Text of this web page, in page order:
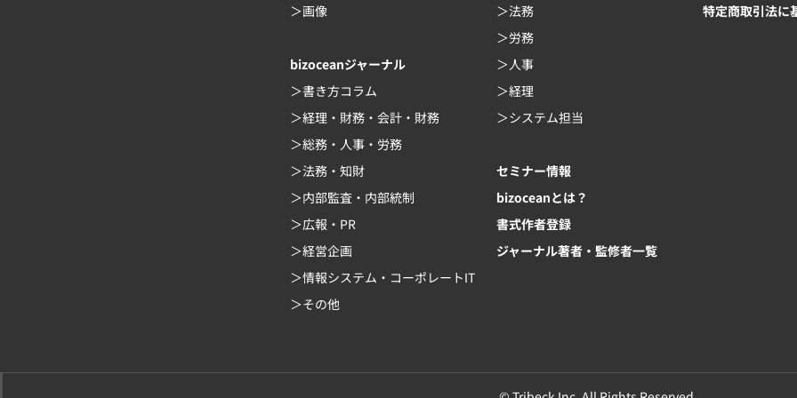
画像
bizoceanジャーナル
書き方コラム
経理・財務・会計・財務
総務・人事・労務
法務・知財
内部監査・内部統制
広報・PR
経営企画
情報システム・コーポレートIT
その他
法務
労務
人事
経理
システム担当
セミナー情報
bizoceanとは？
書式作者登録
ジャーナル著者・監修者一覧
特定商取引法に